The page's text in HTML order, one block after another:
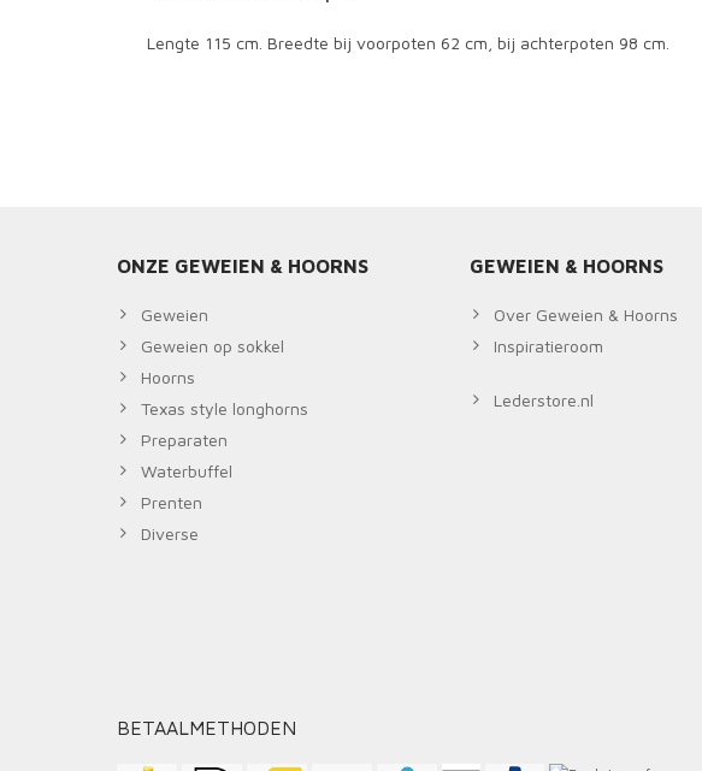
Lengte 115 cm. Breedte bij voorpoten 62 cm, bij achterpoten 98 cm.
ONZE GEWEIEN & HOORNS
Geweien
Geweien op sokkel
Hoorns
Texas style longhorns
Preparaten
Waterbuffel
Prenten
Diverse
GEWEIEN & HOORNS
Over Geweien & Hoorns
Inspiratieroom
Lederstore.nl
BETAALMETHODEN